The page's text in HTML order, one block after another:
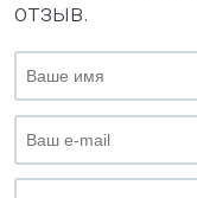
отзыв.